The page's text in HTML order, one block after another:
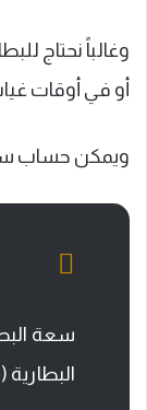
وغالباً نحتاج
أو في أوقات
ويمكن حساب
سعة
البطارية (Wh)